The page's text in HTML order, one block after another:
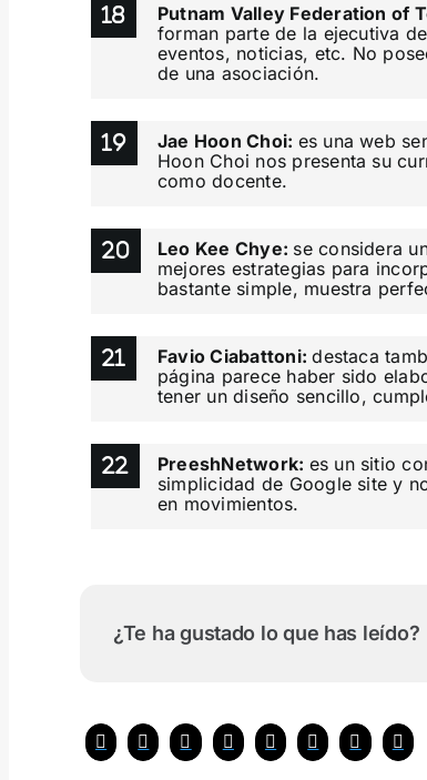
Putnam Valley Federation of
forman parte de la ejecutiva
eventos, noticias, etc. No
de una asociación.
Jae Hoon Choi: es una web
Hoon Choi nos presenta su
como docente.
Leo Kee Chye: se considera
mejores estrategias para
bastante simple, muestra
Favio Ciabattoni:destaca
página parece haber sido
tener un diseño sencillo,
PreeshNetwork: es un sitio
simplicidad de Google site y
en movimientos.
¿Te ha gustado lo que has leído?